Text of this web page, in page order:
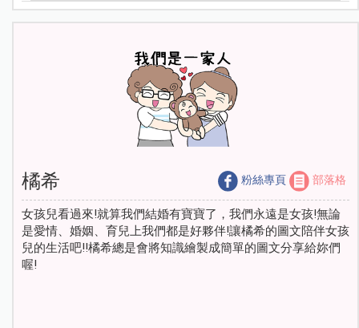
橘希 粉絲專頁 部落格
女孩兒看過來!就算我們結婚有寶寶了，我們永遠是女孩!無論
是愛情、婚姻、育兒上我們都是好夥伴!讓橘希的圖文陪伴女孩
兒的生活吧!!橘希總是會將知識繪製成簡單的圖文分享給妳們
喔!